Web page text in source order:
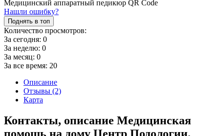
Нашли ошибку?
Поднять в топ
Количество просмотров:
За сегодня: 0
За неделю: 0
За месяц: 0
За все время: 20
Описание
Отзывы (2)
Карта
Контакты, описание Медицинская
помощь на дому Центр Подологии.